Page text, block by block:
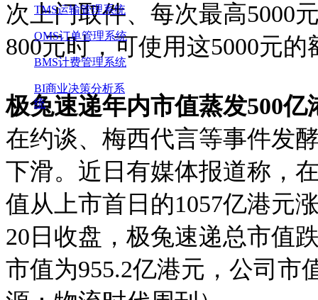
TMS运输管理系统
OMS订单管理系统
BMS计费管理系统
BI商业决策分析系
统
次上门取件、每次最高5000
800元时，可使用这5000元
极兔速递年内市值蒸发500亿
在约谈、梅西代言等事件发
下滑。近日有媒体报道称，
值从上市首日的1057亿港元
20日收盘，极兔速递总市值
市值为955.2亿港元，公司市